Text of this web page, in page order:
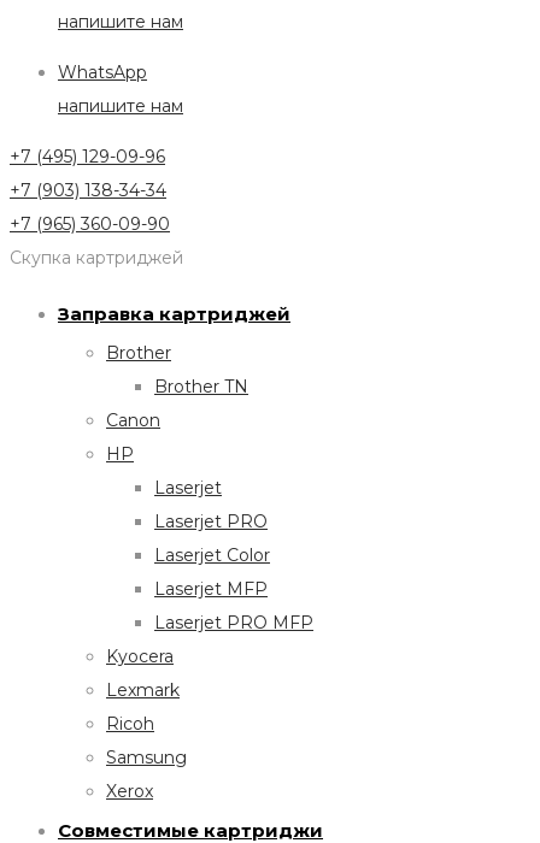
напишите нам
WhatsApp
напишите нам
+7 (495) 129-09-96
+7 (903) 138-34-34
+7 (965) 360-09-90
Скупка картриджей
Заправка картриджей
Brother
Brother TN
Canon
HP
Laserjet
Laserjet PRO
Laserjet Color
Laserjet MFP
Laserjet PRO MFP
Kyocera
Lexmark
Ricoh
Samsung
Xerox
Совместимые картриджи